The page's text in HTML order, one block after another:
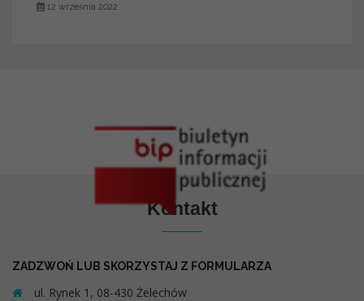
12 września 2022
Kontakt
ZADZWOŃ LUB SKORZYSTAJ Z FORMULARZA
ul. Rynek 1, 08-430 Żelechów